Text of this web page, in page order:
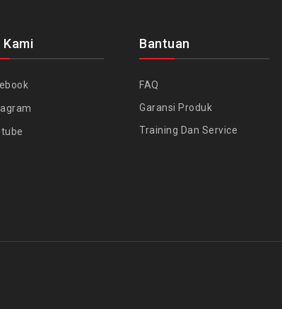
Bantuan
FAQ
Garansi Produk
Training Dan Service